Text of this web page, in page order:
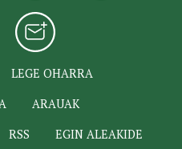
LEGE OHARRA
ARAUAK
RSS EGIN ALEAKIDE